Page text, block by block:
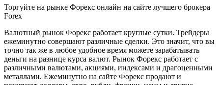
Торгуйте на рынке Форекс онлайн на сайте лучшего брокера
Forex
Валютный рынок Форекс работает круглые сутки. Трейдеры
ежеминутно совершают различные сделки. Это значит, что вы
точно так же в любое удобное время можете зарабатывать
деньги на разнице курса валют. Рынок Форекс работает с
различными валютами, акциями, индексами и драгоценными
металлами. Ежеминутно на сайте Форекс продают и